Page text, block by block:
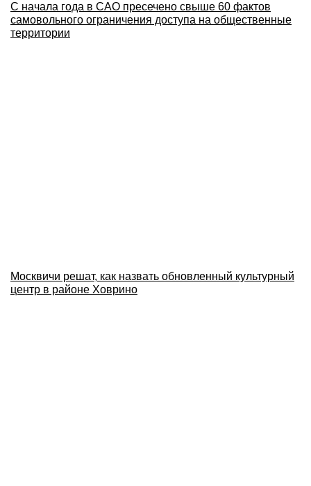
С начала года в САО пресечено свыше 60 фактов
самовольного ограничения доступа на общественные
территории
Москвичи решат, как назвать обновленный культурный
центр в районе Ховрино